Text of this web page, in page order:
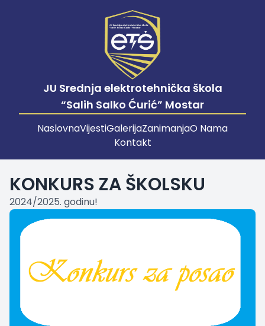
JU Srednja elektrotehnička škola
“Salih Salko Ćurić” Mostar
NaslovnaVijestiGalerijaZanimanjaO Nama
Kontakt
KONKURS ZA ŠKOLSKU
2024/2025. godinu!